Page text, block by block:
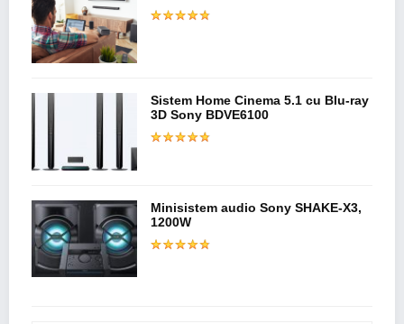
Sistem Home Cinema 5.1 cu Blu-ray
3D Sony BDVE6100
Minisistem audio Sony SHAKE-X3,
1200W